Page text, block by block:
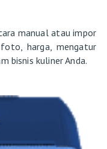
manual atau impor
harga, mengatur
bisnis kuliner Anda.